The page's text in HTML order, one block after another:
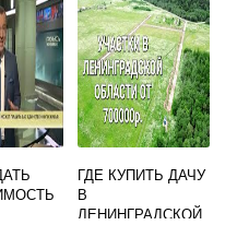
Е КВАРТИРЫ
ГДЕ КУПИТЬ ДАЧУ
В
ЛЕНИНГРАДСКОЙ